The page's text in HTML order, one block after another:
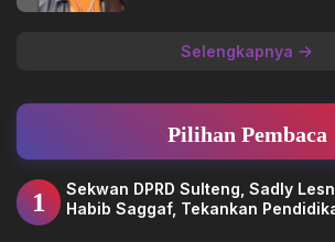
Selengkapnya
Pilihan Pembaca
1
Sekwan DPRD Sulteng, Sadly
Habib Saggaf, Tekankan